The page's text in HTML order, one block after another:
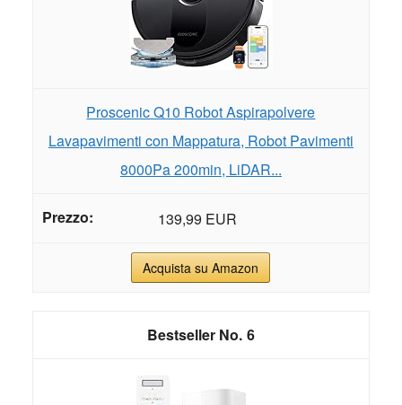
Proscenic Q10 Robot Aspirapolvere
Lavapavimenti con Mappatura, Robot Pavimenti
8000Pa 200min, LiDAR...
139,99 EUR
Acquista su Amazon
6